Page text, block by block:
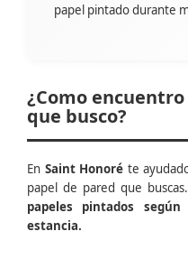
papel pintado durante
¿Como
que busco?
En Saint Honoré te
papel de pared que
papeles pintados
estancia.